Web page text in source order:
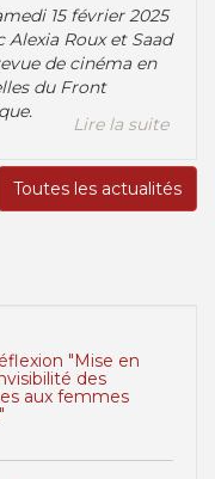
15 février 2025
Alexia Roux et Saad
de cinéma en
du Front
Lire la suite
Toutes les actualités
"Mise en
des
aux femmes